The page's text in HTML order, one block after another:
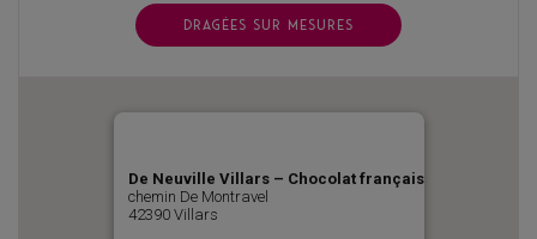
DRAGÉES SUR MESURES
De Neuville Villars – Chocolat français
chemin De Montravel
42390 Villars